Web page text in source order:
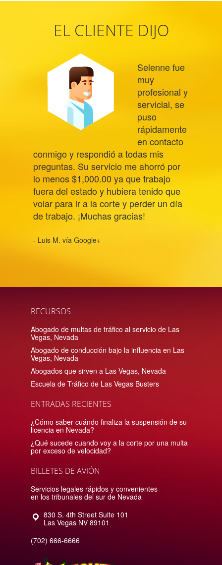
EL CLIENTE DIJO
Selenne fue
muy
profesional y
servicial, se
puso
rápidamente
en contacto
conmigo y respondió a todas mis
preguntas. Su servicio me ahorró por
lo menos $1,000.00 ya que trabajo
fuera del estado y hubiera tenido que
volar para ir a la corte y perder un día
de trabajo. ¡Muchas gracias!
- Luis M. vía Google+
RECURSOS
Abogado de multas de tráfico al servicio de Las
Vegas, Nevada
Abogado de conducción bajo la influencia en Las
Vegas, Nevada
Abogados que sirven a Las Vegas, Nevada
Escuela de Tráfico de Las Vegas Busters
ENTRADAS RECIENTES
¿Cómo saber cuándo finaliza la suspensión de su
licencia en Nevada?
¿Qué sucede cuando voy a la corte por una multa
por exceso de velocidad?
BILLETES DE AVIÓN
Servicios legales rápidos y convenientes
en los tribunales del sur de Nevada
830 S. 4th Street Suite 101
Las Vegas NV 89101
(702) 666-6666